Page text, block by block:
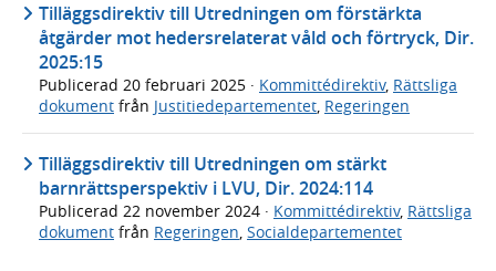
Tilläggsdirektiv till Utredningen om förstärkta
åtgärder mot hedersrelaterat våld och förtryck, Dir.
2025:15
Publicerad 20 februari 2025 · Kommittédirektiv, Rättsliga
dokument från Justitiedepartementet, Regeringen
Tilläggsdirektiv till Utredningen om stärkt
barnrättsperspektiv i LVU, Dir. 2024:114
Publicerad 22 november 2024 · Kommittédirektiv, Rättsliga
dokument från Regeringen Socialdepartementet